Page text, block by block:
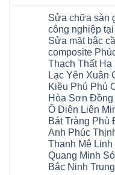
wood
đế
cao
su
IXPE
Hưng
Yên
Sài
Gòn
Ân
Thi
Hoàng
Mai
Hào
Tiên
Lữ
Từ
Liêm
Phù
Cừ
nhà
hà
nội
Ziccos
Flortex
black
Hobi
wood
Glotex
Kosmos
Hobi
wood
Charm
wood
đế
cao
su
IXPE
Phú
Hà
Nội
Sửa
sàn
giả
cong
vênh
Sửa
mặt
bậc
cầu
thang
nhựa
sửa
cửa
composite
tpHCM
bình
luận
ở
Sửa
sàn
gỗ
cong
vênh
tại
Hà
Nội
Sửa
sàn
gỗ
công
nghiệp
tại
Hà
Nội
Sửa chữa sàn
công nghiệp
Sửa mặt bậc
composite
Thạch Thất
Lạc Yên Xuân
Kiều Phú Phú
Hòa Sơn
Ô Diên Liên
Bát Tràng
Anh Phúc
Thanh Mê
Quang Minh
Bắc Ninh